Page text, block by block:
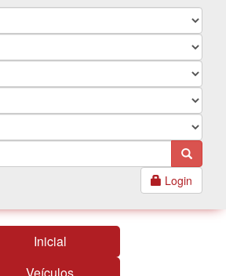
Login
Inicial
Veículos